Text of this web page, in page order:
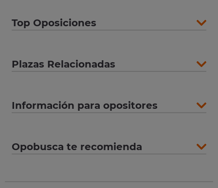
Top Oposiciones
Plazas Relacionadas
Información para opositores
Opobusca te recomienda